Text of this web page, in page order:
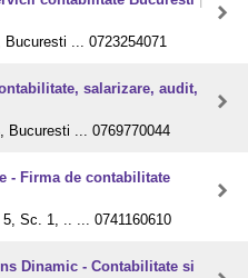
... 0723254071
salarizare, audit,
Bucuresti ... 0769770044
- Firma de contabilitate
Sc. 1, .. ... 0741160610
Dinamic - Contabilitate si